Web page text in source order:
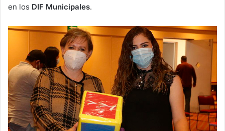
en los DIF Municipales.